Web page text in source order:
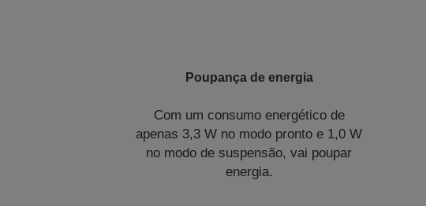
Poupança de energia
Com um consumo energético de
apenas 3,3 W no modo pronto e 1,0 W
no modo de suspensão, vai poupar
energia.